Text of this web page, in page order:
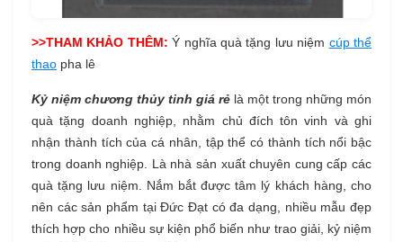
>>THAM KHẢO THÊM: Ý nghĩa quà tặng lưu niệm cúp thể
thao pha lê
Kỷ niệm chương thủy tinh giá rẻ là một trong những món
quà tặng doanh nghiệp, nhằm chủ đích tôn vinh và ghi
nhận thành tích của cá nhân, tập thể có thành tích nổi bậc
trong doanh nghiệp. Là nhà sản xuất chuyên cung cấp các
quà tặng lưu niệm. Nắm bắt được tâm lý khách hàng, cho
nên các sản phẩm tại Đức Đạt có đa dạng, nhiều mẫu đẹp
thích hợp cho nhiều sự kiện phổ biến như trao giải, kỷ niệm